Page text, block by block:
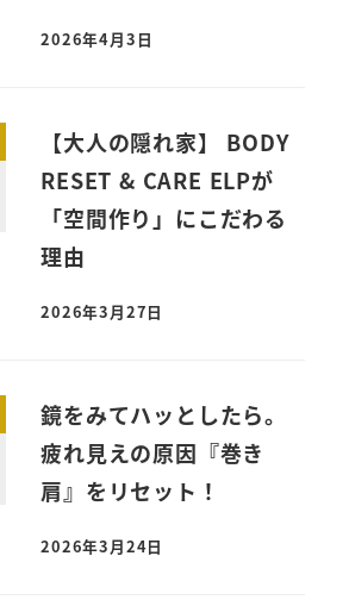
2026年4月3日
【大人の隠れ家】 BODY
RESET & CARE ELPが
「空間作り」にこだわる
理由
2026年3月27日
鏡をみてハッとしたら。
疲れ見えの原因『巻き
肩』をリセット！
2026年3月24日